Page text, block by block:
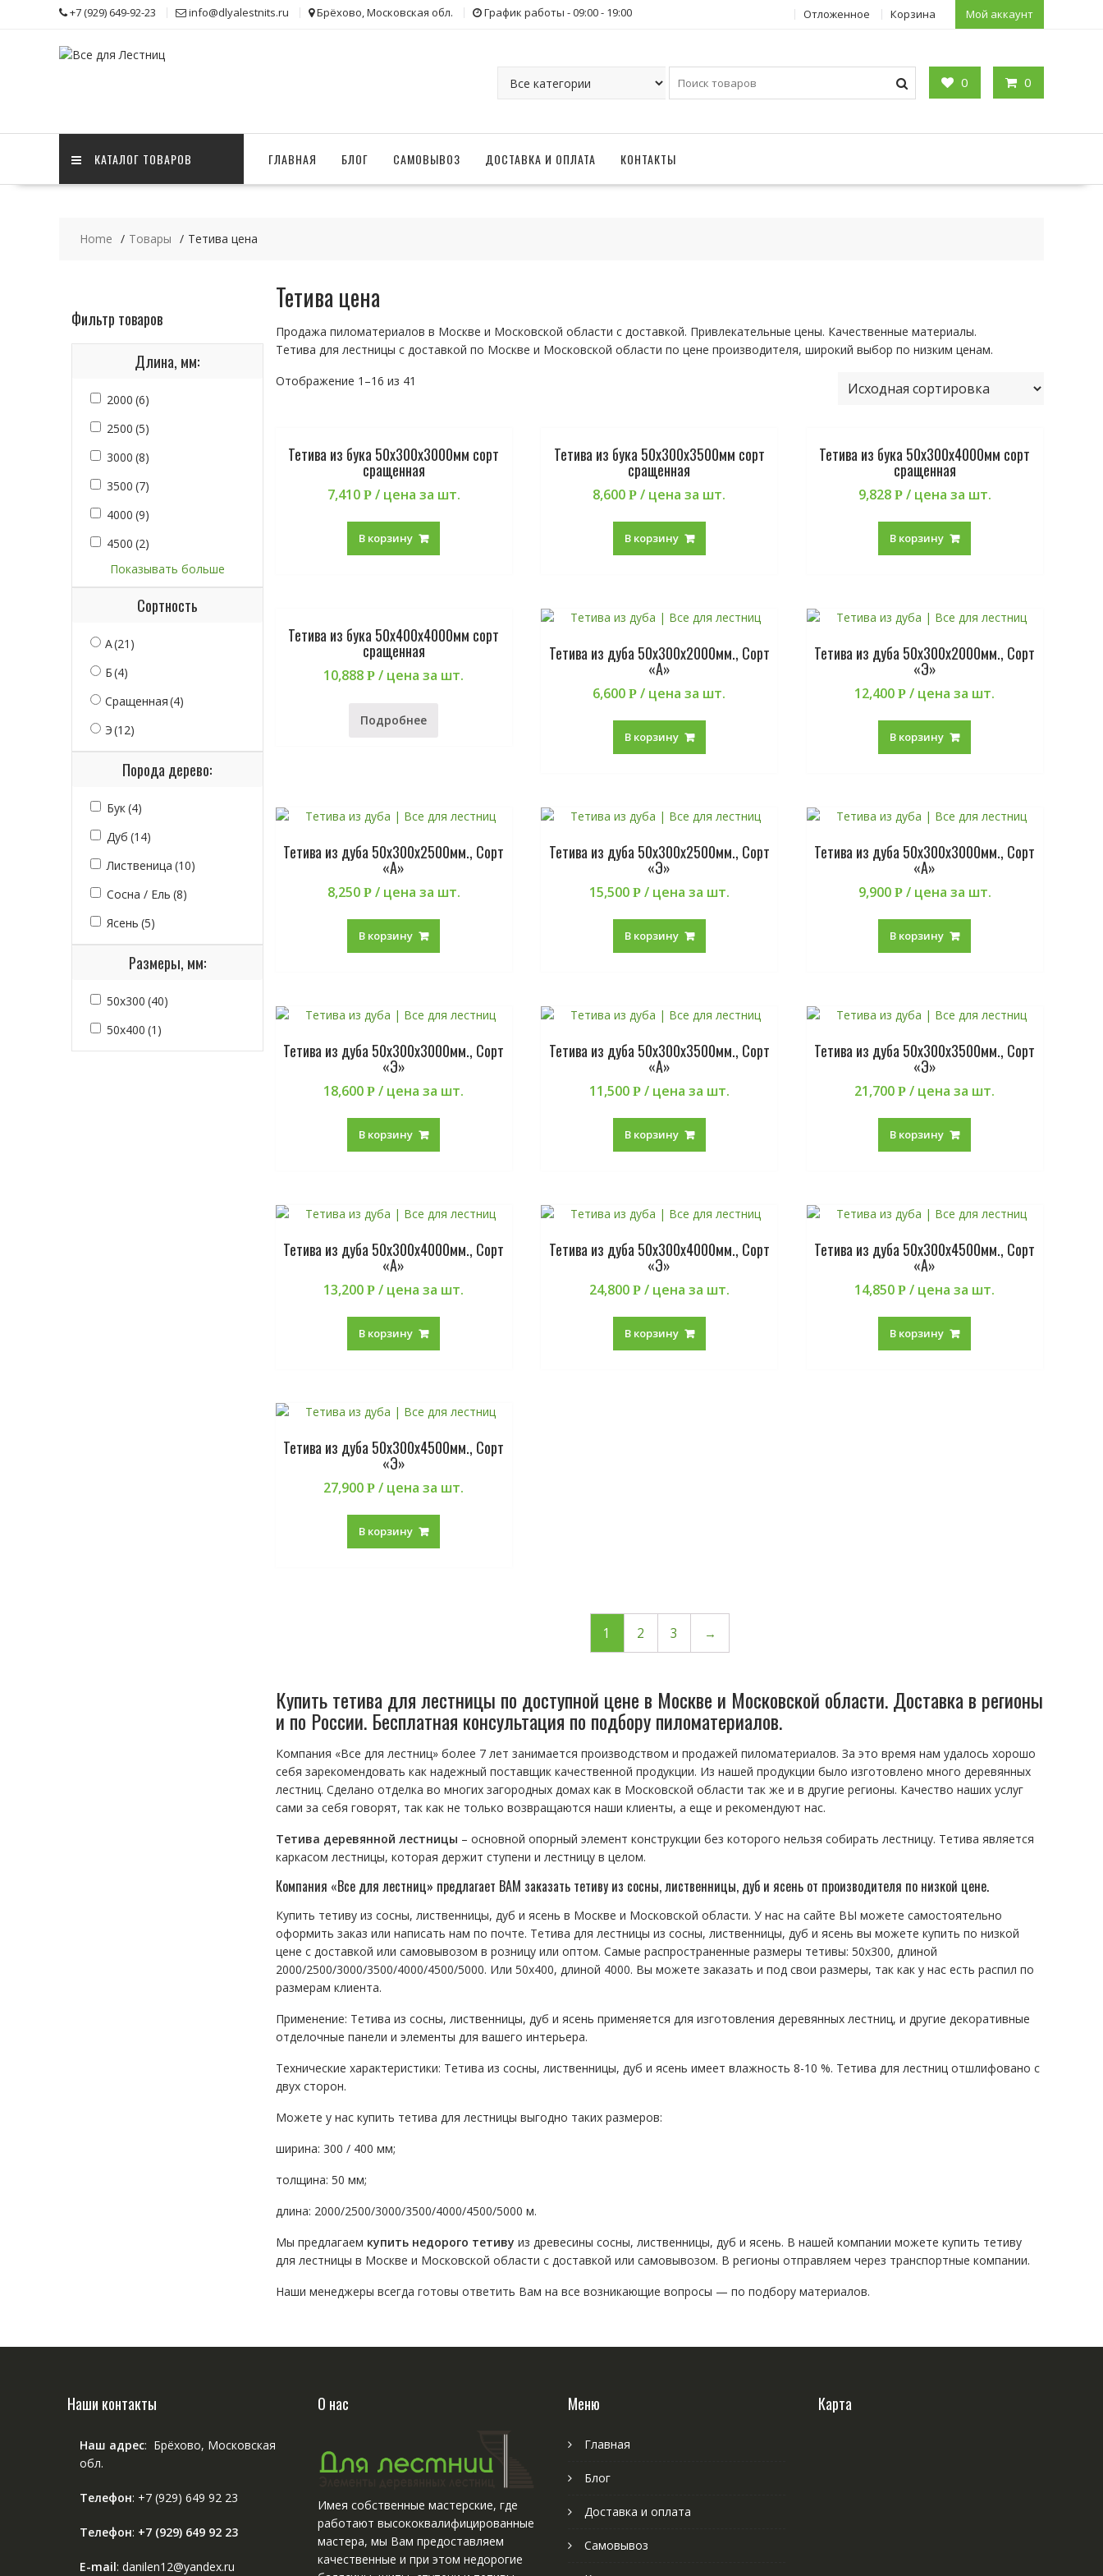
+7 (929) 649-92-23 info@dlyalestnits.ru Брёхово, Московская обл. График работы - 09:00 - 19:00 Отложенное Корзина Мой аккаунт
0 0
КАТАЛОГ ТОВАРОВ ГЛАВНАЯ БЛОГ САМОВЫВОЗ ДОСТАВКА И ОПЛАТА КОНТАКТЫ
Home Товары Тетива цена
Тетива цена
Продажа пиломатериалов в Москве и Московской области с доставкой. Привлекательные цены. Качественные материалы.
Тетива для лестницы с доставкой по Москве и Московской области по цене производителя, широкий выбор по низким ценам.
Отображение 1–16 из 41
Тетива из бука 50х300х3000мм сорт
сращенная
7,410 Р / цена за шт.
В корзину
Тетива из бука 50х300х3500мм сорт
сращенная
8,600Р / цена за шт.
В корзину
Тетива из бука 50х300х4000мм сорт
сращенная
9,828 Р / цена за шт.
В корзину
Тетива из бука 50х400х4000мм сорт
сращенная
10,888Р / цена за шт.
Подробнее
Тетива из дуба 50х300х2000мм., Сорт
«А»
6,600Р / цена за шт.
В корзину
Тетива из дуба 50х300х2000мм., Сорт
«Э»
12,400Р / цена за шт.
В корзину
Тетива из дуба 50х300х2500мм., Сорт
«А»
8,250 Р / цена за шт.
В корзину
Тетива из дуба 50х300х2500мм., Сорт
«Э»
15,500 Р / цена за шт.
В корзину
Тетива из дуба 50х300х3000мм., Сорт
«А»
9,900 Р / цена за шт.
В корзину
Тетива из дуба 50х300х3000мм., Сорт
«Э»
18,600Р / цена за шт.
В корзину
Тетива из дуба 50х300х3500мм., Сорт
«А»
11,500 Р / цена за шт.
В корзину
Тетива из дуба 50х300х3500мм., Сорт
«Э»
21,700Р / цена за шт.
В корзину
Тетива из дуба 50х300х4000мм., Сорт
«А»
13,200Р / цена за шт.
В корзину
Тетива из дуба 50х300х4000мм., Сорт
«Э»
24,800 Р / цена за шт.
В корзину
Тетива из дуба 50х300х4500мм., Сорт
«А»
14,850Р / цена за шт.
В корзину
Тетива из дуба 50х300х4500мм., Сорт
«Э»
27,900Р / цена за шт.
В корзину
1 2 3 →
Купить тетива для лестницы по доступной цене в Москве и Московской области. Доставка в регионы
и по России. Бесплатная консультация по подбору пиломатериалов.
Компания «Все для лестниц» более 7 лет занимается производством и продажей пиломатериалов. За это время нам удалось хорошо
себя зарекомендовать как надежный поставщик качественной продукции. Из нашей продукции было изготовлено много деревянных
лестниц. Сделано отделка во многих загородных домах как в Московской области так же и в другие регионы. Качество наших услуг
сами за себя говорят, так как не только возвращаются наши клиенты, а еще и рекомендуют нас.
Тетива деревянной лестницы – основной опорный элемент конструкции без которого нельзя собирать лестницу. Тетива является
каркасом лестницы, которая держит ступени и лестницу в целом.
Компания «Все для лестниц» предлагает ВАМ заказать тетиву из сосны, лиственницы, дуб и ясень от производителя по низкой цене.
Купить тетиву из сосны, лиственницы, дуб и ясень в Москве и Московской области. У нас на сайте ВЫ можете самостоятельно
оформить заказ или написать нам по почте. Тетива для лестницы из сосны, лиственницы, дуб и ясень вы можете купить по низкой
цене с доставкой или самовывозом в розницу или оптом. Самые распространенные размеры тетивы: 50х300, длиной
2000/2500/3000/3500/4000/4500/5000. Или 50х400, длиной 4000. Вы можете заказать и под свои размеры, так как у нас есть распил по
размерам клиента.
Применение: Тетива из сосны, лиственницы, дуб и ясень применяется для изготовления деревянных лестниц, и другие декоративные
отделочные панели и элементы для вашего интерьера.
Технические характеристики: Тетива из сосны, лиственницы, дуб и ясень имеет влажность 8-10 %. Тетива для лестниц отшлифовано с
двух сторон.
Можете у нас купить тетива для лестницы выгодно таких размеров:
ширина: 300 / 400 мм;
толщина: 50 мм;
длина: 2000/2500/3000/3500/4000/4500/5000 м.
Мы предлагаем купить недорого тетиву из древесины сосны, лиственницы, дуб и ясень. В нашей компании можете купить тетиву
для лестницы в Москве и Московской области с доставкой или самовывозом. В регионы отправляем через транспортные компании.
Наши менеджеры всегда готовы ответить Вам на все возникающие вопросы — по подбору материалов.
Фильтр товаров
Длина, мм:
2000 (6)
2500 (5)
3000 (8)
3500 (7)
4000 (9)
4500 (2)
Показывать больше
Сортность
А(21)
Б(4)
Сращенная(4)
Э(12)
Порода дерево:
Бук(4)
Дуб (14)
Лиственица (10)
Сосна / Ель (8)
Ясень (5)
Размеры, мм:
50х300 (40)
50х400 (1)
Наши контакты
Наш адрес: Брёхово, Московская
обл.
Телефон: +7 (929) 649 92 23
Телефон: +7 (929) 649 92 23
E-mail: danilen12@yandex.ru
О нас
Имея собственные мастерские, где
работают высококвалифицированные
мастера, мы Вам предоставляем
качественные и при этом недорогие
Меню
Главная
Блог
Доставка и оплата
Самовывоз
Карта